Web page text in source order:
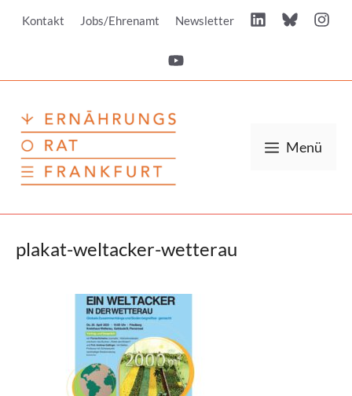
InhaltKontakt Jobs/Ehrenamt Newsletter
Menü
plakat-weltacker-wetterau